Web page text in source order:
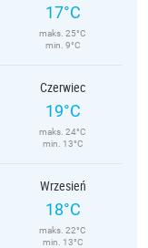
17°C
maks. 25°C
min. 9°C
Czerwiec
19°C
maks. 24°C
min. 13°C
Wrzesień
18°C
maks. 22°C
min. 13°C